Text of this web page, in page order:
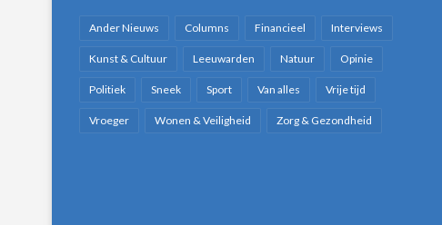
Ander Nieuws Columns Financieel Interviews
Kunst & Cultuur Leeuwarden Natuur Opinie
Politiek Sneek Sport Van alles Vrije tijd
Vroeger Wonen & Veiligheid Zorg & Gezondheid